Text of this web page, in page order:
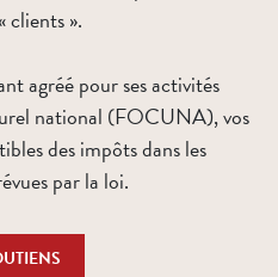
clients ».
agréé pour ses activités
national (FOCUNA), vos
des impôts dans les
par la loi.